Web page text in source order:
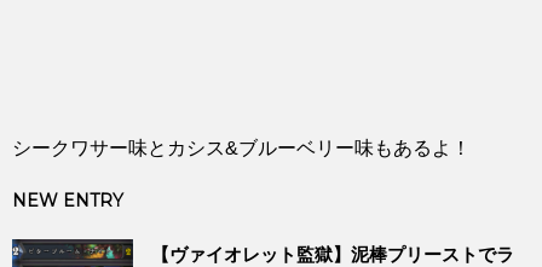
シークワサー味とカシス&ブルーベリー味もあるよ！
NEW ENTRY
【ヴァイオレット監獄】泥棒プリーストでラ